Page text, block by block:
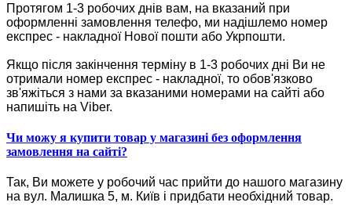
Протягом 1-3 робочих днів вам, на вказаний при
оформленні замовлення телефо, ми надішлемо номер
експрес - накладної Нової пошти або Укрпошти.
Якщо після закінчення терміну в 1-3 робочих дні Ви не
отримали номер експрес - накладної, то обов'язково
зв'яжіться з нами за вказаними номерами на сайті або
напишіть на Viber.
Чи можу я купити товар у магазині без оформлення
замовлення на сайті?
Так, Ви можете у робочий час прийти до нашого магазину
на вул. Малишка 5, м. Київ і придбати необхідний товар.